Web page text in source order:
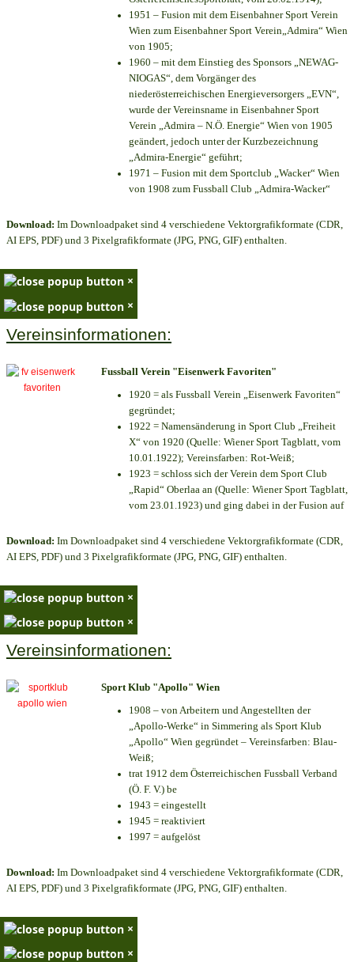
1951 – Fusion mit dem Eisenbahner Sport Verein
Wien zum Eisenbahner Sport Verein„Admira“ Wien
von 1905;
1960 – mit dem Einstieg des Sponsors „NEWAG-
NIOGAS“, dem Vorgänger des
niederösterreichischen Energieversorgers „EVN“,
wurde der Vereinsname in Eisenbahner Sport
Verein „Admira – N.Ö. Energie“ Wien von 1905
geändert, jedoch unter der Kurzbezeichnung
„Admira-Energie“ geführt;
1971 – Fusion mit dem Sportclub „Wacker“ Wien
von 1908 zum Fussball Club „Admira-Wacker“
Download: Im Downloadpaket sind 4 verschiedene Vektorgrafikformate (CDR,
AI EPS, PDF) und 3 Pixelgrafikformate (JPG, PNG, GIF) enthalten.
×
×
Vereinsinformationen:
Fussball Verein "Eisenwerk Favoriten"
1920 = als Fussball Verein „Eisenwerk Favoriten“
gegründet;
1922 = Namensänderung in Sport Club „Freiheit
X“ von 1920 (Quelle: Wiener Sport Tagblatt, vom
10.01.1922); Vereinsfarben: Rot-Weiß;
1923 = schloss sich der Verein dem Sport Club
„Rapid“ Oberlaa an (Quelle: Wiener Sport Tagblatt,
vom 23.01.1923) und ging dabei in der Fusion auf
Download: Im Downloadpaket sind 4 verschiedene Vektorgrafikformate (CDR,
AI EPS, PDF) und 3 Pixelgrafikformate (JPG, PNG, GIF) enthalten.
×
×
Vereinsinformationen:
Sport Klub "Apollo" Wien
1908 – von Arbeitern und Angestellten der
„Apollo-Werke“ in Simmering als Sport Klub
„Apollo“ Wien gegründet – Vereinsfarben: Blau-
Weiß;
trat 1912 dem Österreichischen Fussball Verband
(Ö. F. V.) be
1943 = eingestellt
1945 = reaktiviert
1997 = aufgelöst
Download: Im Downloadpaket sind 4 verschiedene Vektorgrafikformate (CDR,
AI EPS, PDF) und 3 Pixelgrafikformate (JPG, PNG, GIF) enthalten.
×
×